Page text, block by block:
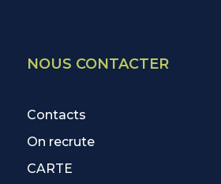
NOUS CONTACTER
Contacts
On recrute
CARTE